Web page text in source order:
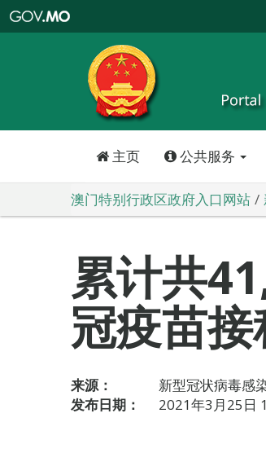
特
政
区
政
口
主页 公共服务
澳门特别行政区政府入口网站
累计共
冠疫苗接
来源：
新型冠状病毒感
发布日期：
2021年3月25日